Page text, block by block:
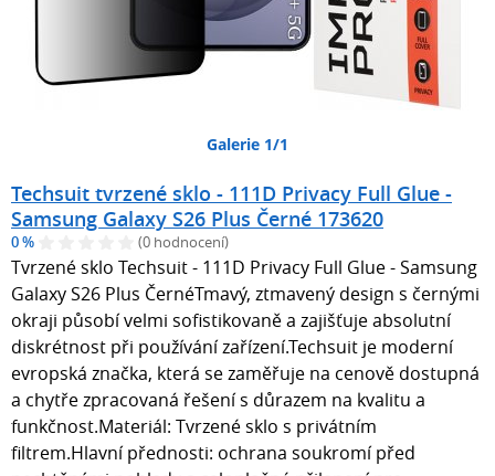
Galerie 1/1
Techsuit tvrzené sklo - 111D Privacy Full Glue -
Samsung Galaxy S26 Plus Černé 173620
0 % (0 hodnocení)
Tvrzené sklo Techsuit - 111D Privacy Full Glue - Samsung
Galaxy S26 Plus ČernéTmavý, ztmavený design s černými
okraji působí velmi sofistikovaně a zajišťuje absolutní
diskrétnost při používání zařízení.Techsuit je moderní
evropská značka, která se zaměřuje na cenově dostupná
a chytře zpracovaná řešení s důrazem na kvalitu a
funkčnost.Materiál: Tvrzené sklo s privátním
filtrem.Hlavní přednosti: ochrana soukromí před